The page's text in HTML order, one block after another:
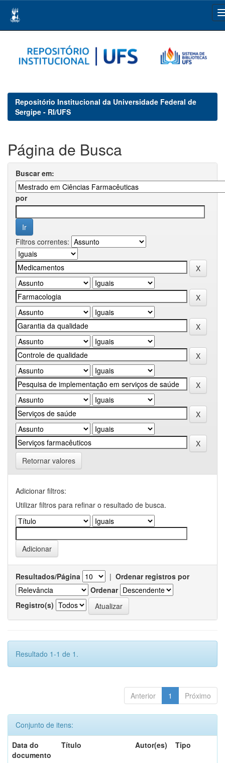
navigation
Repositório Institucional da Universidade Federal de
Sergipe - RI/UFS
Página de Busca
Buscar em:
por
Filtros correntes:
Retornar valores
Adicionar filtros:
Utilizar filtros para refinar o resultado de busca.
Resultados/Página | Ordenar registros por
Ordenar
Registro(s)
Resultado 1-1 de 1.
Anterior 1 Próximo
Conjunto de itens:
Data do
documento
Título Autor(es) Tipo